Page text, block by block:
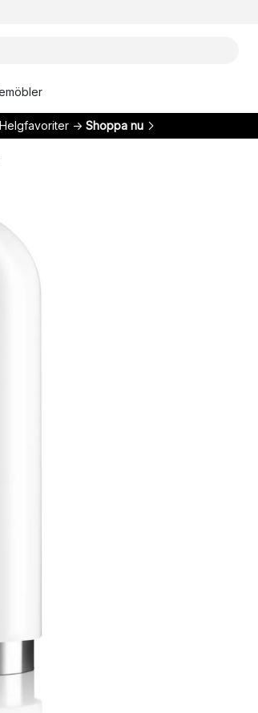
Helgfavoriter → Shoppa nu